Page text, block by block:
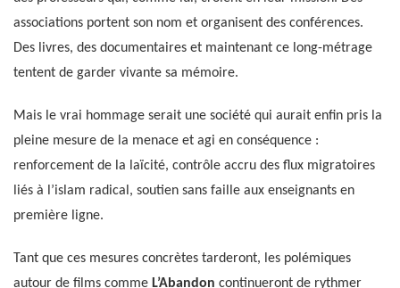
associations portent son nom et organisent des conférences.
Des livres, des documentaires et maintenant ce long-métrage
tentent de garder vivante sa mémoire.
Mais le vrai hommage serait une société qui aurait enfin pris la
pleine mesure de la menace et agi en conséquence :
renforcement de la laïcité, contrôle accru des flux migratoires
liés à l’islam radical, soutien sans faille aux enseignants en
première ligne.
Tant que ces mesures concrètes tarderont, les polémiques
autour de films comme L’Abandon continueront de rythmer